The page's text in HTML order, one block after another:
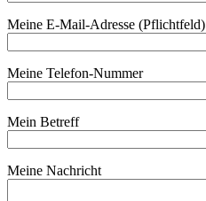
Meine E-Mail-Adresse (Pflichtfeld)
Meine Telefon-Nummer
Mein Betreff
Meine Nachricht